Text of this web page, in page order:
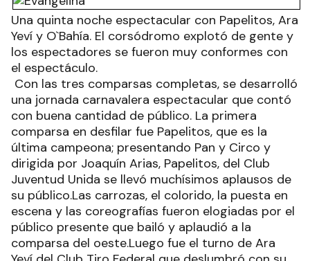
Una quinta noche espectacular con Papelitos, Ara
Yeví y O`Bahía. El corsódromo explotó de gente y
los espectadores se fueron muy conformes con
el espectáculo.
Con las tres comparsas completas, se desarrolló
una jornada carnavalera espectacular que contó
con buena cantidad de público. La primera
comparsa en desfilar fue Papelitos, que es la
última campeona; presentando Pan y Circo y
dirigida por Joaquín Arias, Papelitos, del Club
Juventud Unida se llevó muchísimos aplausos de
su público.Las carrozas, el colorido, la puesta en
escena y las coreografías fueron elogiadas por el
público presente que bailó y aplaudió a la
comparsa del oeste.Luego fue el turno de Ara